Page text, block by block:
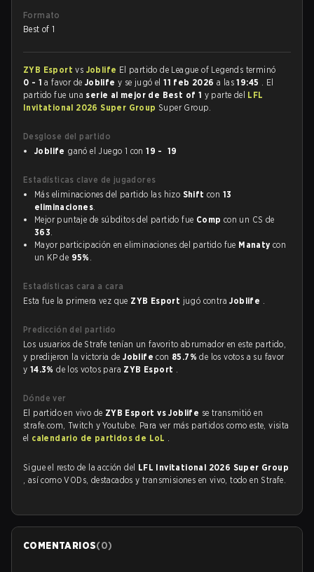
Formato
Best of 1
ZYB Esportvs Joblife El partido de League of Legends terminó
0 - 1 a favor de Joblifey se jugó el11 feb 2026a las19:45 . El
partido fue una serie al mejor de Best of 1 y parte del LFL
Invitational 2026 Super Group Super Group.
Desglose del partido
Joblife ganó el Juego 1 con19 - 19
Estadísticas clave de jugadores
Más eliminaciones del partido las hizo Shift con 13
eliminaciones.
Mejor puntaje de súbditos del partido fue Comp con un CS de
363.
Mayor participación en eliminaciones del partido fue Manaty con
un KP de 95% .
Estadísticas cara a cara
Esta fue la primera vez que ZYB Esport jugó contraJoblife .
Predicción del partido
Los usuarios de Strafe tenían un favorito abrumador en este partido,
y predijeron la victoria deJoblifecon 85.7%de los votos a su favor
y 14.3%de los votos para ZYB Esport .
Dónde ver
El partido en vivo de ZYB Esport vs Joblife se transmitió en
strafe.com, Twitch y Youtube. Para ver más partidos como este, visita
el calendario de partidos de LoL .
Sigue el resto de la acción del LFL Invitational 2026 Super Group
, así como VODs, destacados y transmisiones en vivo, todo en Strafe.
COMENTARIOS(0)